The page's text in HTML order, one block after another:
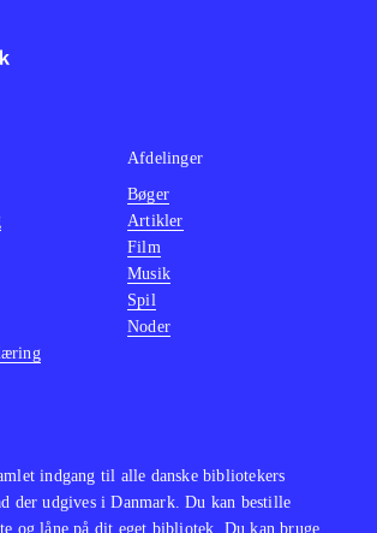
indgang til alle danske bibliotekers
der udgives i Danmark. Du kan bestille
og låne på dit eget bibliotek. Du kan bruge
Afdelinger
Bøger
Artikler
Film
Musik
Spil
Noder